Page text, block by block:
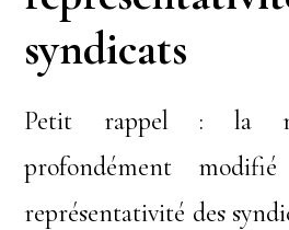
syndicats
Petit rappel : la
profondément
représentativité des